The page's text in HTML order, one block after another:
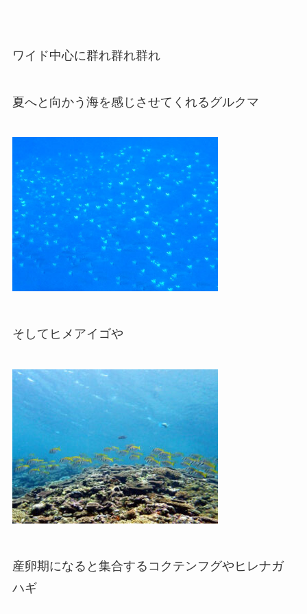
ワイド中心に群れ群れ群れ
夏へと向かう海を感じさせてくれるグルクマ
そしてヒメアイゴや
産卵期になると集合するコクテンフグやヒレナガ
ハギ